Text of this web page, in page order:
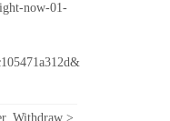
now-01-
Withdrаw >